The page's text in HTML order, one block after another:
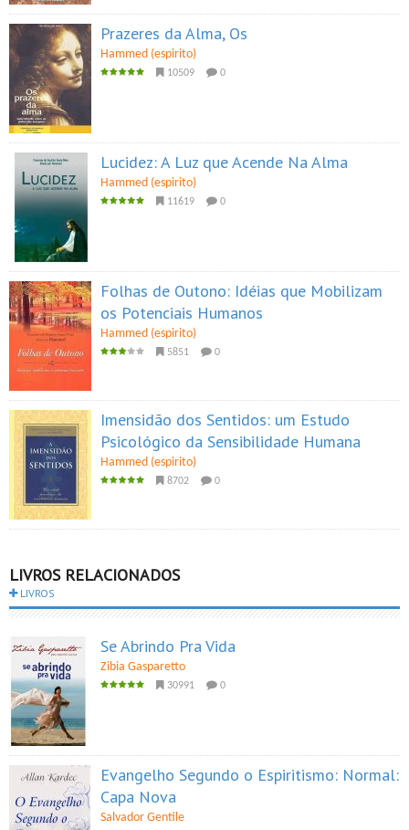
Prazeres da Alma, Os
Hammed (espirito)
10509 0
Lucidez: A Luz que Acende Na Alma
Hammed (espirito)
11619 0
Folhas de Outono: Idéias que Mobilizam
os Potenciais Humanos
Hammed (espirito)
5851 0
Imensidão dos Sentidos: um Estudo
Psicológico da Sensibilidade Humana
Hammed (espirito)
8702 0
LIVROS RELACIONADOS
LIVROS
Se Abrindo Pra Vida
Zibia Gasparetto
30991 0
Evangelho Segundo o Espiritismo: Normal:
Capa Nova
Salvador Gentile